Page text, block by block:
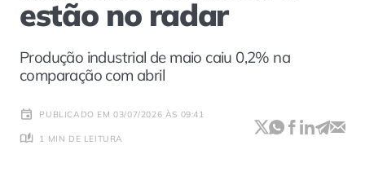
estão no radar
Produção industrial de maio caiu 0,2% na
comparação com abril
PUBLICADO EM 03/07/2026 ÀS 09:41
1 MIN DE LEITURA